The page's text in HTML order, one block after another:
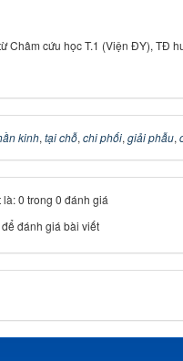
Châm cứu học T.1 (Viện ĐY), TĐ
kinh, tại chỗ, chi phối, giải phẫu,
0 trong 0 đánh giá
đánh giá bài viết